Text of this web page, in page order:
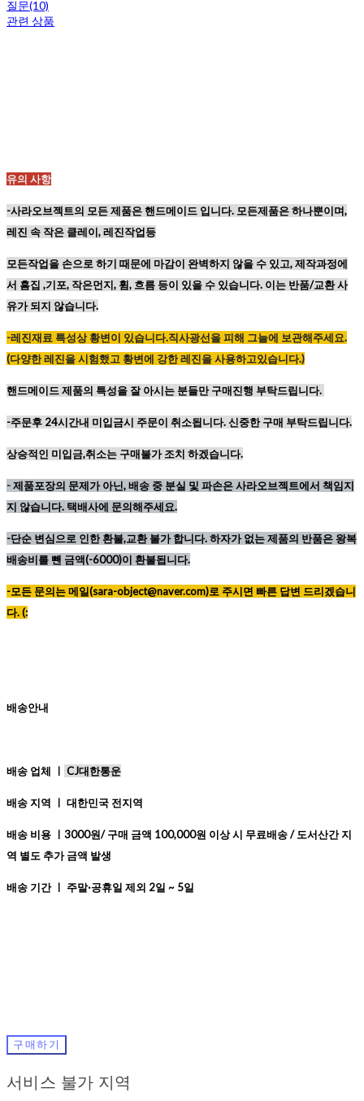
질문(10)
관련 상품
유의 사항
-사라오브젝트의 모든 제품은 핸드메이드 입니다. 모든제품은 하나뿐이며,
레진 속 작은 클레이, 레진작업등
모든작업을 손으로 하기 때문에 마감이 완벽하지 않을 수 있고,제작과정에
서 흠집 ,기포, 작은먼지, 휨, 흐름 등이 있을 수 있습니다. 이는 반품/교환 사
유가 되지 않습니다.
-레진재료 특성상황변이 있습니다.직사광선을피해 그늘에 보관해주세요.
(다양한레진을시험했고황변에 강한레진을사용하고있습니다.)
핸드메이드 제품의 특성을 잘 아시는 분들만 구매진행 부탁드립니다.
-주문후 24시간내 미입금시 주문이 취소됩니다. 신중한 구매 부탁드립니다.
상승적인 미입금,취소는 구매불가 조치 하겠습니다.
-제품포장의 문제가 아닌, 배송 중 분실 및 파손은 사라오브젝트에서 책임지
지 않습니다. 택배사에 문의해주세요.
-단순 변심으로 인한 환불,교환 불가 합니다. 하자가 없는 제품의 반품은 왕복
배송비를 뺀 금액(-6000)이 환불됩니다.
-모든 문의는 메일(sara-object@naver.com)로 주시면 빠른 답변 드리겠습니
다. (:
배송안내
배송 업체 ㅣ CJ대한통운
배송 지역 ㅣ 대한민국 전지역
배송 비용 ㅣ3000원/ 구매 금액 100,000원 이상 시 무료배송 / 도서산간 지
역 별도 추가 금액 발생
배송 기간 ㅣ 주말·공휴일 제외 2일 ~ 5일
구매하기
서비스 불가 지역